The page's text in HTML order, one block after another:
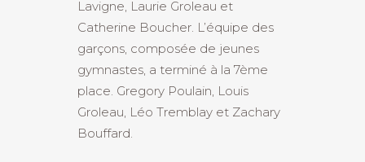
Lavigne, Laurie Groleau et
Catherine Boucher. L’équipe des
garçons, composée de jeunes
gymnastes, a terminé à la 7ème
place. Gregory Poulain, Louis
Groleau, Léo Tremblay et Zachary
Bouffard.